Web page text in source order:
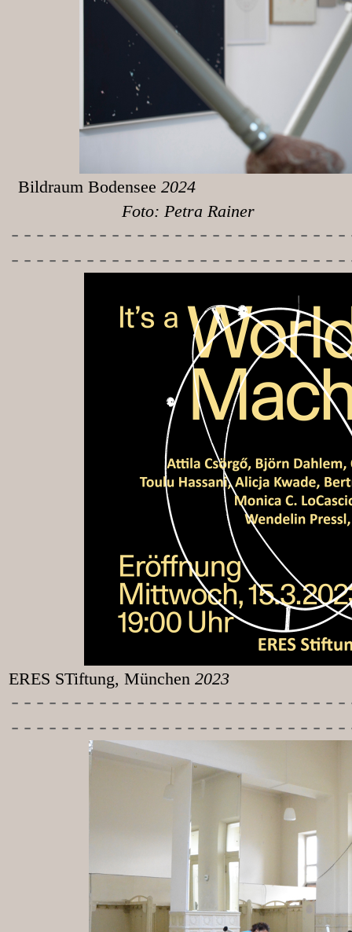
Bildraum Bodensee
Foto: Petra Rainer
-----------
ERES STiftung, München 2023
-----------